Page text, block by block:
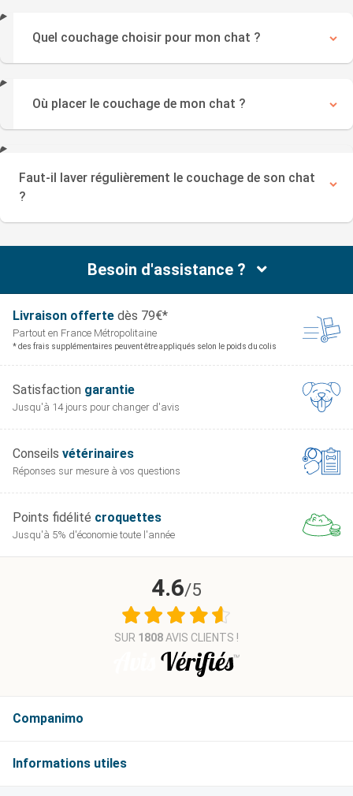
Quel couchage choisir pour mon chat ?
Où placer le couchage de mon chat ?
Faut-il laver régulièrement le couchage de son chat
?
Besoin d'assistance ?
Livraison offerte dès 79€*
Partout en France Métropolitaine
* des frais supplémentaires peuvent être appliqués selon le poids du colis
Satisfaction garantie
Jusqu'à 14 jours pour changer d'avis
Conseils vétérinaires
Réponses sur mesure à vos questions
Points fidélité croquettes
Jusqu'à 5% d'économie toute l'année
Companimo
Informations
4.6/5
SUR 1808AVIS CLIENTS !